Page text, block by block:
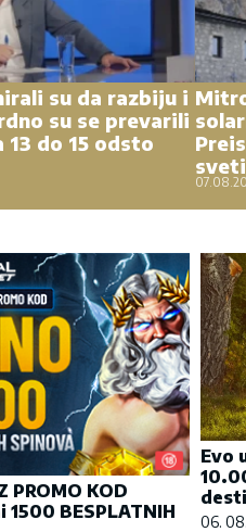
su da razbiju i
su se prevarili
13 do 15 odsto
PROMO KOD
1500 BESPLATNIH
Evo
06.